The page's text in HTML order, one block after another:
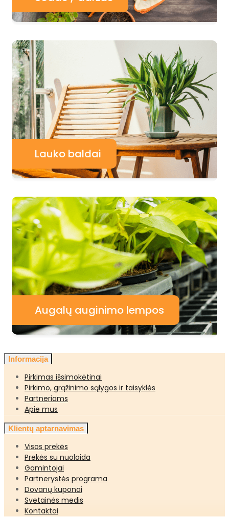
Lauko baldai
Augalų auginimo lempos
Informacija
Pirkimas išsimokėtinai
Pirkimo, grąžinimo sąlygos ir taisyklės
Partneriams
Apie mus
Klientų aptarnavimas
Visos prekės
Prekės su nuolaida
Gamintojai
Partnerystės programa
Dovanų kuponai
Svetainės medis
Kontaktai